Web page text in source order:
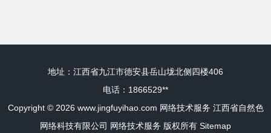
地址：江西省九江市德安县岳山垅北侧四楼406
电话：1866529**
Copyright © 2026 www.jingfuyihao.com 网络技术服务 江西省自然色
网络科技有限公司 网络技术服务 版权所有 Sitemap